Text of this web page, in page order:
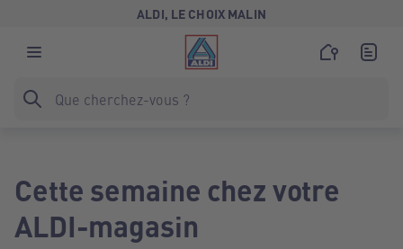
ALDI, LE CHOIX MALIN
Cette semaine chez votre
ALDI-magasin